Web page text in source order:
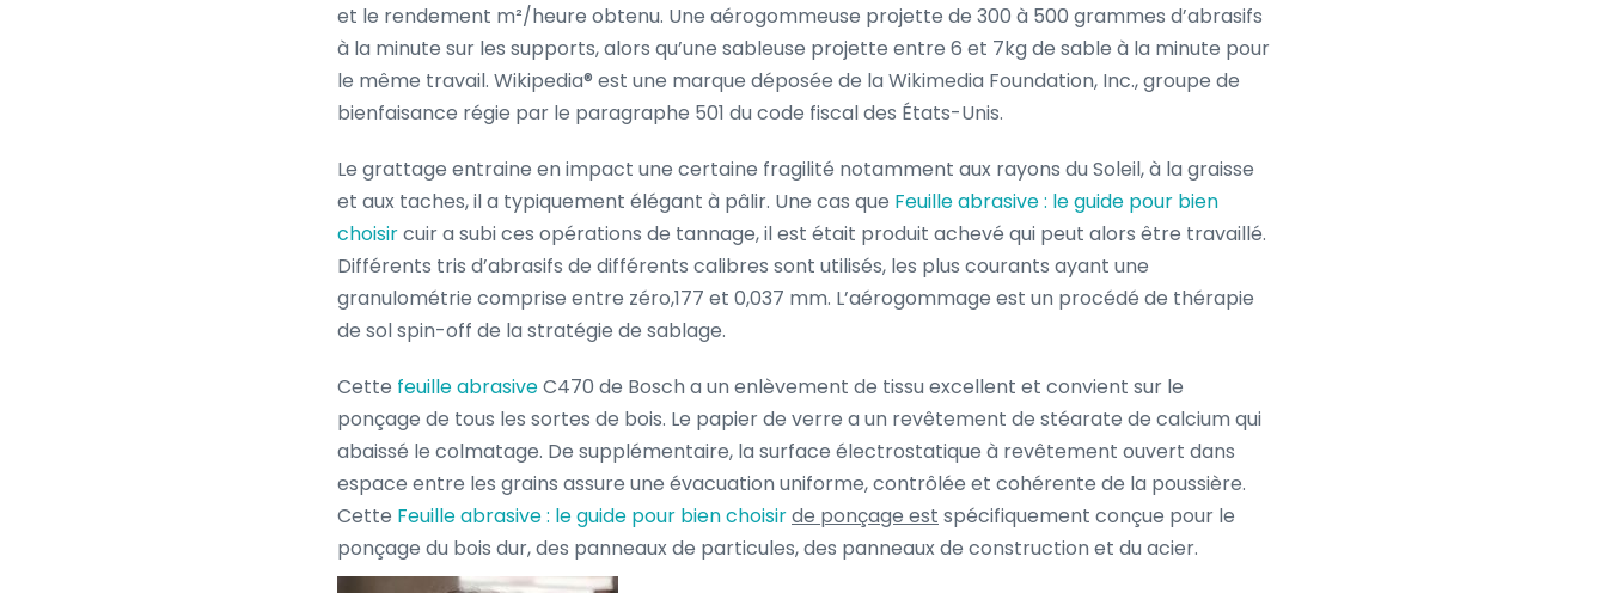
et le rendement m²/heure obtenu. Une aérogommeuse projette de 300 à 500 grammes d’abrasifs
à la minute sur les supports, alors qu’une sableuse projette entre 6 et 7kg de sable à la minute pour
le même travail. Wikipedia® est une marque déposée de la Wikimedia Foundation, Inc., groupe de
bienfaisance régie par le paragraphe 501 du code fiscal des États-Unis.
Le grattage entraine en impact une certaine fragilité notamment aux rayons du Soleil, à la graisse
et aux taches, il a typiquement élégant à pâlir. Une cas que Feuille abrasive : le guide pour bien
choisircuir a subi ces opérations de tannage, il est était produit achevé qui peut alors être travaillé.
Différents tris d’abrasifs de différents calibres sont utilisés, les plus courants ayant une
granulométrie comprise entre zéro,177 et 0,037 mm. L’aérogommage est un procédé de thérapie
de sol spin-off de la stratégie de sablage.
Cette feuille abrasiveC470 de Bosch a un enlèvement de tissu excellent et convient sur le
ponçage de tous les sortes de bois. Le papier de verre a un revêtement de stéarate de calcium qui
abaissé le colmatage. De supplémentaire, la surface électrostatique à revêtement ouvert dans
espace entre les grains assure une évacuation uniforme, contrôlée et cohérente de la poussière.
Cette Feuille abrasive : le guide pour bien choisirde ponçage est spécifiquement conçue pour le
ponçage du bois dur, des panneaux de particules, des panneaux de construction et du acier.